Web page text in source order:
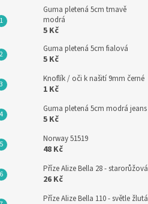
Guma pletená 5cm tmavě
modrá
5 Kč
Guma pletená 5cm fialová
5 Kč
Knoflík / oči k našití 9mm černé
1 Kč
Guma pletená 5cm modrá jeans
5 Kč
Norway 51519
48 Kč
Příze Alize Bella 28 - starorůžová
26 Kč
Příze Alize Bella 110 - světle žlutá